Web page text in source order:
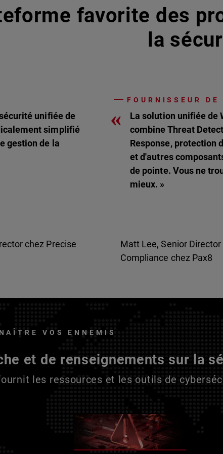
favorite des
la
unifiée de
simplifié
gestion de la
chez Precise
FOURNISSEUR DE
«
La solution unifiée de
combine Threat
Response, protection
et d'autres
de pointe. Vous ne
mieux. »
Matt Lee, Senior
Compliance chez Pax8
VOS ENNEMIS
et de renseignements sur la
les ressources et les outils de